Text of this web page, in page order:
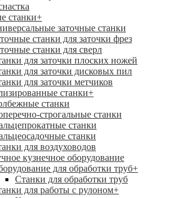
станки+
заточные станки
станки для заточки фрез
станки для сверл
для заточки плоских ножей
для заточки дисковых пил
для заточки метчиков
станки+
станки
строгальные станки
станки
станки
для воздуховодов
кузнечное оборудование
для обработки труб+
Станки для обработки труб
для работы с рулоном+